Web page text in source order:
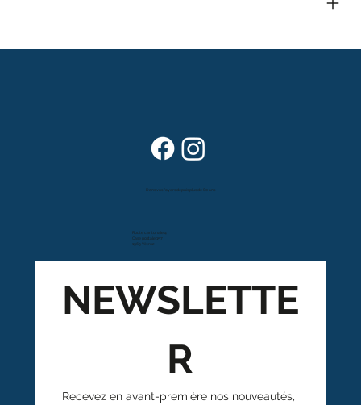
Route cantonale 4
Case postale 157
1963 Vétroz
Dans vos foyers depuis plus de 80 ans
NEWSLETTE
R
Recevez en avant-première nos nouveautés,